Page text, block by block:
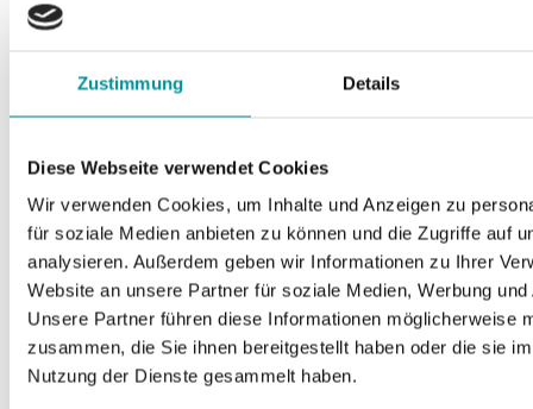
Zustimmung Details
Diese Webseite verwendet Cookies
Wir verwenden Cookies, um Inhalte und Anzeigen zu
für soziale Medien anbieten zu können und die Zugriffe auf
analysieren. Außerdem geben wir Informationen zu Ihrer
Website an unsere Partner für soziale Medien, Werbung
Unsere Partner führen diese Informationen möglicherweise
zusammen, die Sie ihnen bereitgestellt haben oder die sie
Nutzung der Dienste gesammelt haben.
Zugang für einen Monat ein.
deiner Reformer-Karte
> ein ruhiges Eckchen wo du dich ausbreiten, entspannen und
ausreichend bewegen kannst
> ein Endgerät (PC, Tablet, TV)
> Internetzugang